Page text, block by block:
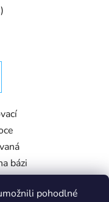
pohodlné
bázi
ve